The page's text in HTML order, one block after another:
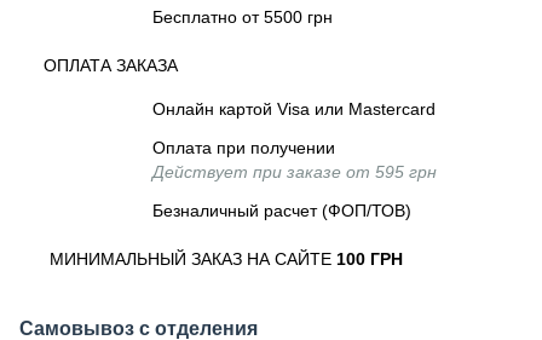
Бесплатно от 5500 грн
ОПЛАТА ЗАКАЗА
Онлайн картой Visa или Mastercard
Оплата при получении
Действует при заказе от 595 грн
Безналичный расчет (ФОП/ТОВ)
МИНИМАЛЬНЫЙ ЗАКАЗ НА САЙТЕ 100 ГРН
Самовывоз с отделения